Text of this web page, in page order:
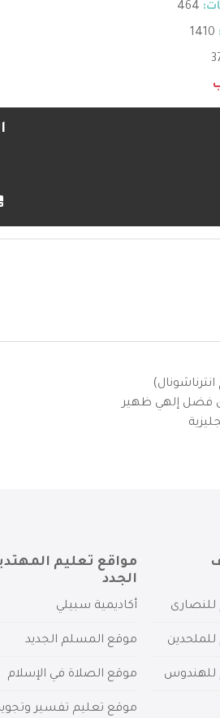
464
1410
فضل إلهي ظهير
للنصارى
للملحدين
للهندوس
مواقع تعليم
الجدد
أكاديمية سبيلي
موقع المسلم الجديد
موقع الصلاة في الإسلام
موقع تعليم تفسير